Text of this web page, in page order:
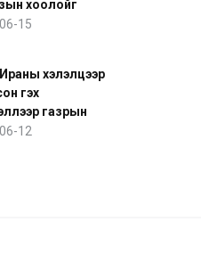
хоолойг
тохиролцов
15
хэлэлцээр
гэх
газрын
буурч, зах
12